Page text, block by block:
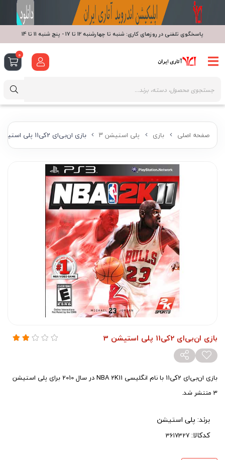
صفحه اصلی بازی پلی استیشن ۳ بازی ان‌بی‌ای 2کی11 پلی استیشن 3
بازی ان‌بی‌ای 2کی11 پلی استیشن 3
بازی ان‌بی‌ای 2کی11 با نام انگلیسی NBA 2K11 در سال 2010 برای پلی استیشن
3 منتشر شد.
برند: پلی استیشن
کدکالا:
پاسخگوی تلفنی در روزهای کاری: شنبه تا چهارشنبه 12 تا 17 - پنج شنبه 11 تا 14
0